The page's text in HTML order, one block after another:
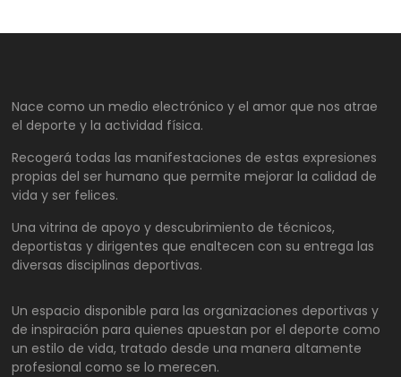
Nace como un medio electrónico y el amor que nos atrae
el deporte y la actividad física.
Recogerá todas las manifestaciones de estas expresiones
propias del ser humano que permite mejorar la calidad de
vida y ser felices.
Una vitrina de apoyo y descubrimiento de técnicos,
deportistas y dirigentes que enaltecen con su entrega las
diversas disciplinas deportivas.
Un espacio disponible para las organizaciones deportivas y
de inspiración para quienes apuestan por el deporte como
un estilo de vida, tratado desde una manera altamente
profesional como se lo merecen.